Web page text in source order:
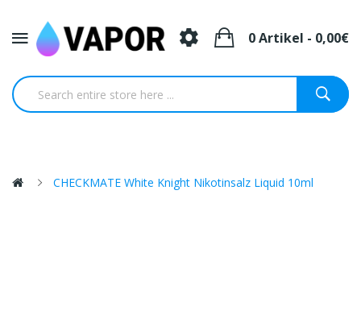
0 Artikel - 0,00€
CHECKMATE White Knight Nikotinsalz Liquid 10ml